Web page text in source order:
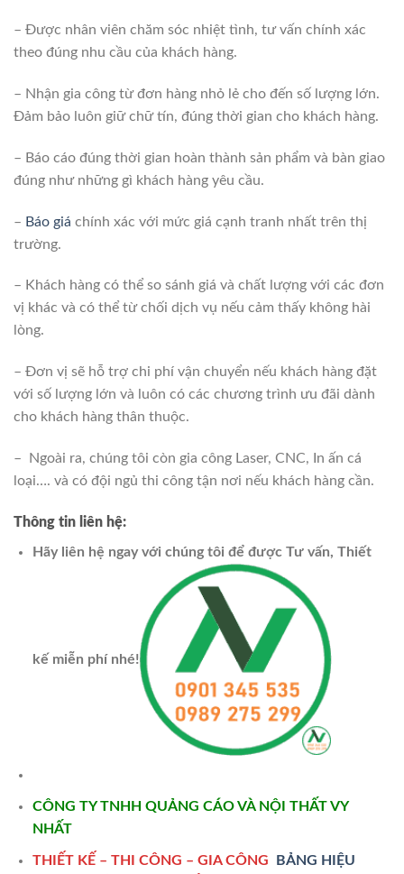
– Được nhân viên chăm sóc nhiệt tình, tư vấn chính xác
theo đúng nhu cầu của khách hàng.
– Nhận gia công từ đơn hàng nhỏ lẻ cho đến số lượng lớn.
Đảm bảo luôn giữ chữ tín, đúng thời gian cho khách hàng.
– Báo cáo đúng thời gian hoàn thành sản phẩm và bàn giao
đúng như những gì khách hàng yêu cầu.
– Báo giá chính xác với mức giá cạnh tranh nhất trên thị
trường.
– Khách hàng có thể so sánh giá và chất lượng với các đơn
vị khác và có thể từ chối dịch vụ nếu cảm thấy không hài
lòng.
– Đơn vị sẽ hỗ trợ chi phí vận chuyển nếu khách hàng đặt
với số lượng lớn và luôn có các chương trình ưu đãi dành
cho khách hàng thân thuộc.
– Ngoài ra, chúng tôi còn gia công Laser, CNC, In ấn cá
loại…. và có đội ngủ thi công tận nơi nếu khách hàng cần.
Thông tin liên hệ:
Hãy liên hệ ngay với chúng tôi để được Tư vấn, Thiết
kế miễn phí nhé!
CÔNG TY TNHH QUẢNG CÁO VÀ NỘI THẤT VY
NHẤT
THIẾT KẾ – THI CÔNG – GIA CÔNG BẢNG HIỆU